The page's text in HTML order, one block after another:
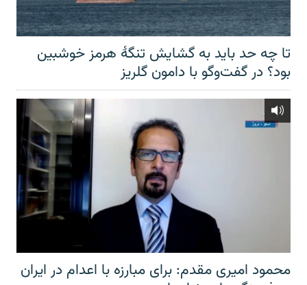
تا چه حد باید به گشایش تنگهٔ هرمز خوشبین
بود؟ در گفت‌وگو با دامون گلریز
محمود امیری مقدم: برای مبارزه با اعدام در ایران